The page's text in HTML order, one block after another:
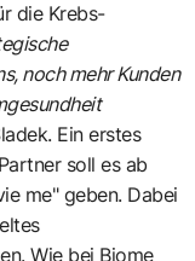
die Krebs-
noch mehr Kunden
Ein erstes
soll es ab
me" geben. Dabei
Wie bei Biome